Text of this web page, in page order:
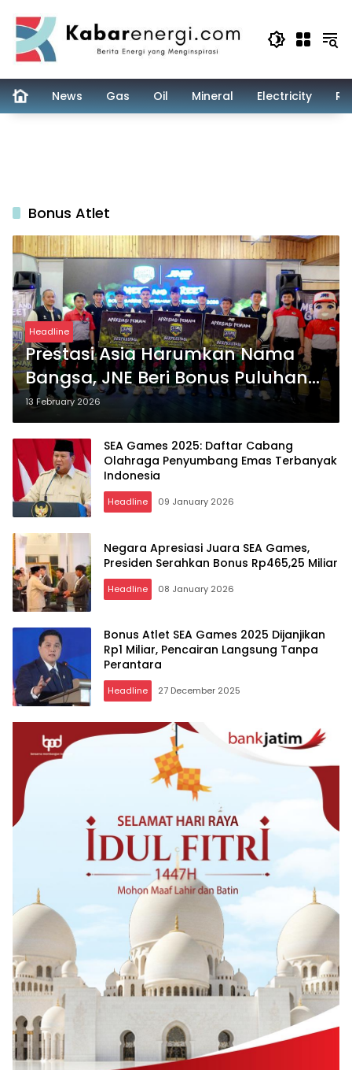
content
News Gas Oil Mineral Electricity
Bonus Atlet
Headline
Prestasi Asia Harumkan Nama
Bangsa, JNE Beri Bonus Puluhan
Juta untuk Cosmo JNE FC
13 February 2026
SEA Games 2025: Daftar Cabang
Olahraga Penyumbang Emas Terbanyak
Indonesia
Headline 09 January 2026
Negara Apresiasi Juara SEA Games,
Presiden Serahkan Bonus Rp465,25 Miliar
Headline 08 January 2026
Bonus Atlet SEA Games 2025 Dijanjikan
Rp1 Miliar, Pencairan Langsung Tanpa
Perantara
Headline 27 December 2025